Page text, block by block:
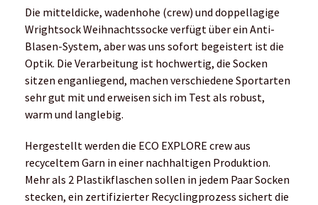
Die mitteldicke, wadenhohe (crew) und doppellagige
Wrightsock Weihnachtssocke verfügt über ein Anti-
Blasen-System, aber was uns sofort begeistert ist die
Optik. Die Verarbeitung ist hochwertig, die Socken
sitzen enganliegend, machen verschiedene Sportarten
sehr gut mit und erweisen sich im Test als robust,
warm und langlebig.
Hergestellt werden die ECO EXPLORE crew aus
recyceltem Garn in einer nachhaltigen Produktion.
Mehr als 2 Plastikflaschen sollen in jedem Paar Socken
stecken, ein zertifizierter Recyclingprozess sichert die